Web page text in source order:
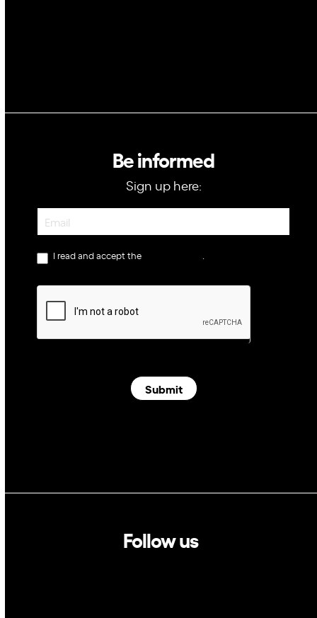
Be informed
Sign up here:
Newsletter
I read and accept the
Submit
Follow us